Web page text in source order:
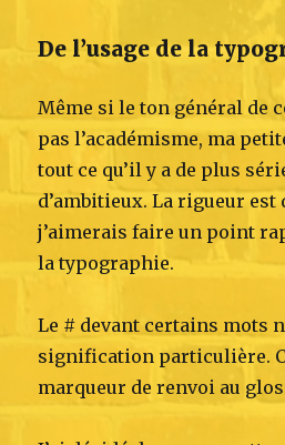
De l’usage de la
Même si le ton général de
pas l’académisme, ma
tout ce qu’il y a de plus
d’ambitieux. La rigueur est
j’aimerais faire un point
la typographie.
Le # devant certains mots
signification particulière.
marqueur de renvoi au